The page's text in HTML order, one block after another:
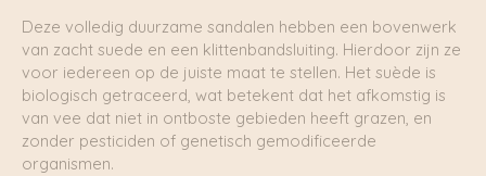
Deze volledig duurzame sandalen hebben een bovenwerk
van zacht suede en een klittenbandsluiting. Hierdoor zijn ze
voor iedereen op de juiste maat te stellen. Het suède is
biologisch getraceerd, wat betekent dat het afkomstig is
van vee dat niet in ontboste gebieden heeft grazen, en
zonder pesticiden of genetisch gemodificeerde
organismen.